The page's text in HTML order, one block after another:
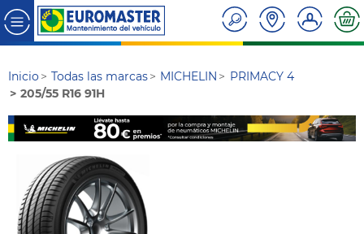
Inicio Todas las marcas MICHELIN
PRIMACY 4
205/55 R16 91H